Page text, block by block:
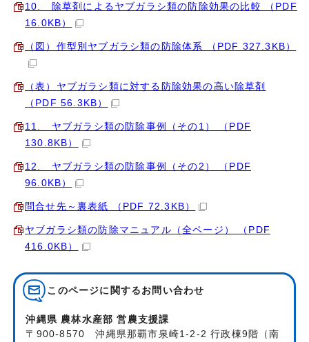
10. 除草剤によるヤブガラシ類の防除効果の比較 （PDF
16.0KB）
（図）作型別ヤブガラシ類の防除体系 （PDF 327.3KB）
（表）ヤブガラシ類に対する防除効果の高い除草剤
（PDF 56.3KB）
11. ヤブガラシ類の防除事例（その1） （PDF
130.8KB）
12. ヤブガラシ類の防除事例（その2） （PDF
96.0KB）
問合せ先～裏表紙 （PDF 72.3KB）
ヤブガラシ類の防除マニュアル（全ページ） （PDF
416.0KB）
このページに関する お問い合わせ
沖縄県 農林水産部 営農支援課
〒900-8570 沖縄県那覇市泉崎1-2-2 行政棟9階（南